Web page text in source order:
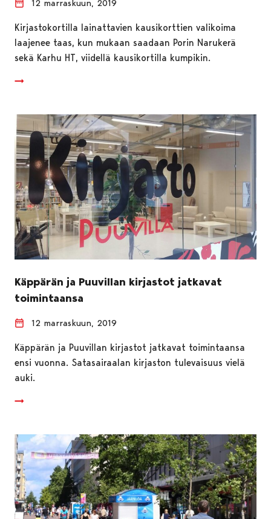
12 marraskuun, 2019
Kirjastokortilla lainattavien kausikorttien valikoima
laajenee taas, kun mukaan saadaan Porin Narukerä
sekä Karhu HT, viidellä kausikortilla kumpikin.
Käppärän ja Puuvillan kirjastot jatkavat
toimintaansa
12 marraskuun, 2019
Käppärän ja Puuvillan kirjastot jatkavat toimintaansa
ensi vuonna. Satasairaalan kirjaston tulevaisuus vielä
auki.